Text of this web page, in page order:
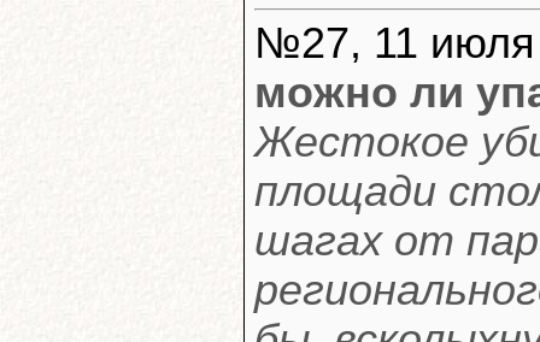
№27, 11 июля
можно ли
Жестокое
площади
шагах от